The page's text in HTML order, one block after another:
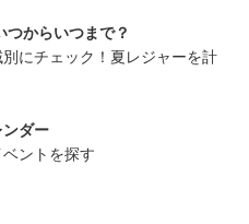
からいつまで？
にチェック！夏レジャーを計
ダー
ントを探す